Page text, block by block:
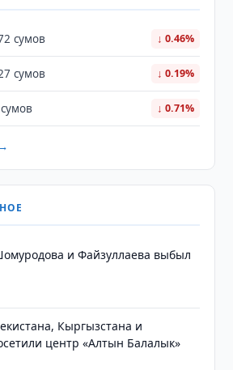
сумов ↓ 0.46%
сумов ↓ 0.19%
↓ 0.71%
и Файзуллаева выбыл
Кыргызстана и
центр «Алтын Балалык»